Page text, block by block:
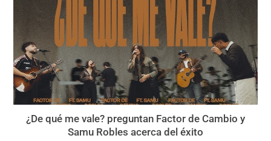
¿De qué me vale? preguntan Factor de Cambio y
Samu Robles acerca del éxito